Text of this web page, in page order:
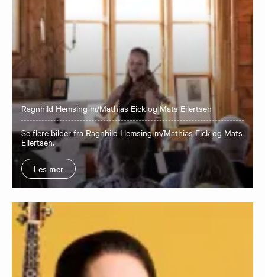
Ragnhild Hemsing m/Mathias Eick og Mats Eilertsen
Se flere bilder fra Ragnhild Hemsing m/Mathias Eick og Mats
Eilertsen.
Les mer